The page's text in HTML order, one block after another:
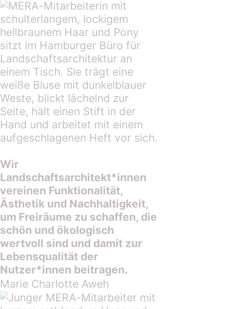
Wir
Landschaftsarchitekt*innen
vereinen Funktionalität,
Ästhetik und Nachhaltigkeit,
um Freiräume zu schaffen, die
schön und ökologisch
wertvoll sind und damit zur
Lebensqualität der
Nutzer*innen beitragen.
Marie Charlotte Aweh